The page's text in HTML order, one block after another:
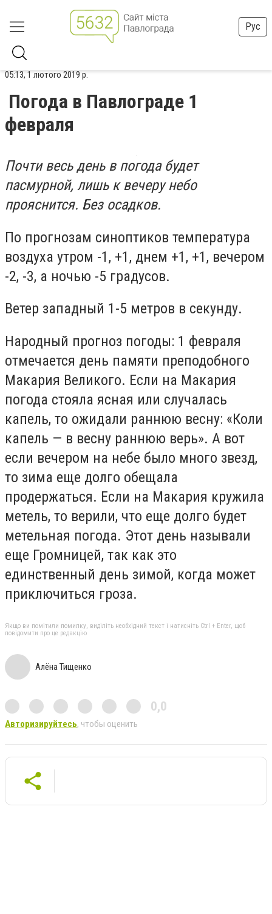
Рус
05:13, 1 лютого 2019 р.
Погода в Павлограде 1
февраля
Почти весь день в погода будет
пасмурной, лишь к вечеру небо
прояснится. Без осадков.
По прогнозам синоптиков температура
воздуха утром -1, +1, днем +1, +1, вечером
-2, -3, а ночью -5 градусов.
Ветер западный 1-5 метров в секунду.
Народный прогноз погоды: 1 февраля
отмечается день памяти преподобного
Макария Великого. Если на Макария
погода стояла ясная или случалась
капель, то ожидали раннюю весну: «Коли
капель — в весну раннюю верь». А вот
если вечером на небе было много звезд,
то зима еще долго обещала
продержаться. Если на Макария кружила
метель, то верили, что еще долго будет
метельная погода. Этот день называли
еще Громницей, так как это
единственный день зимой, когда может
приключиться гроза.
Якщо ви помітили помилку, виділіть необхідний текст і натисніть Ctrl + Enter, щоб
повідомити про це редакцію
Алёна Тищенко
0,0
Авторизируйтесь, чтобы оценить